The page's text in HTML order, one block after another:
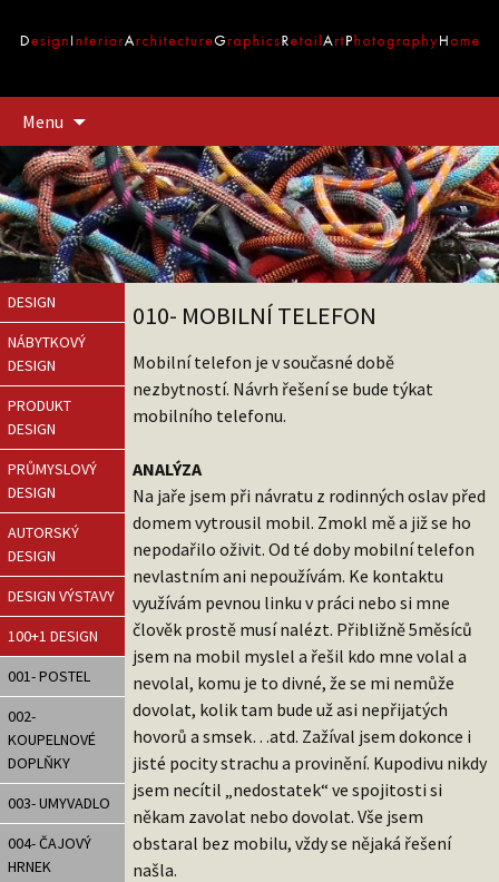
Menu
obsahu
webu
DESIGN
NÁBYTKOVÝ
DESIGN
PRODUKT
DESIGN
PRŮMYSLOVÝ
DESIGN
AUTORSKÝ
DESIGN
DESIGN VÝSTAVY
100+1 DESIGN
001- POSTEL
002-
KOUPELNOVÉ
DOPLŇKY
003- UMYVADLO
004- ČAJOVÝ
HRNEK
010- MOBILNÍ TELEFON
Mobilní telefon je v současné době
nezbytností. Návrh řešení se bude týkat
mobilního telefonu.
ANALÝZA
Na jaře jsem při návratu z rodinných oslav před
domem vytrousil mobil. Zmokl mě a již se ho
nepodařilo oživit. Od té doby mobilní telefon
nevlastním ani nepoužívám. Ke kontaktu
využívám pevnou linku v práci nebo si mne
člověk prostě musí nalézt. Přibližně 5měsíců
jsem na mobil myslel a řešil kdo mne volal a
nevolal, komu je to divné, že se mi nemůže
dovolat, kolik tam bude už asi nepřijatých
hovorů a smsek…atd. Zažíval jsem dokonce i
jisté pocity strachu a provinění. Kupodivu nikdy
jsem necítil „nedostatek“ ve spojitosti si
někam zavolat nebo dovolat. Vše jsem
obstaral bez mobilu, vždy se nějaká řešení
našla.